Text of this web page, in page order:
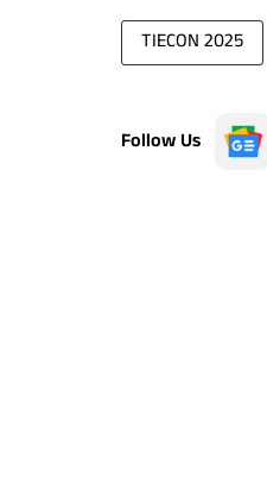
TIECON 2025
Follow Us